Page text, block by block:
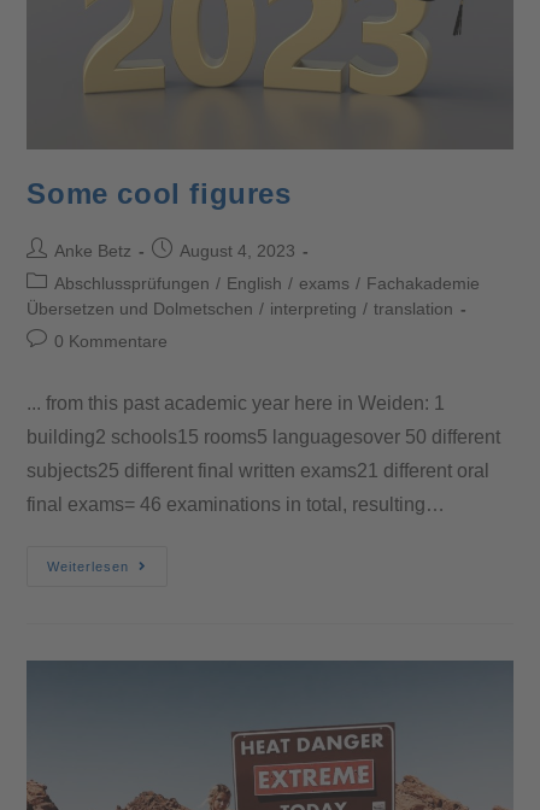
Some cool figures
Anke Betz
August 4, 2023
Abschlussprüfungen / English / exams / Fachakademie
Übersetzen und Dolmetschen / interpreting / translation
0 Kommentare
... from this past academic year here in Weiden: 1
building2 schools15 rooms5 languagesover 50 different
subjects25 different final written exams21 different oral
final exams= 46 examinations in total, resulting…
Weiterlesen